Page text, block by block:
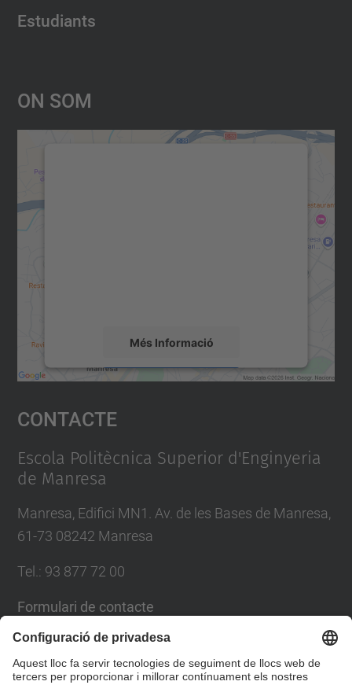
Estudiants
On Som
Més Informació
Accepta
powered by
Contacte
Escola Politècnica Superior d'Enginyeria
de Manresa
Manresa, Edifici MN1. Av. de les Bases de Manresa,
61-73 08242 Manresa
Tel.: 93 877 72 00
Formulari de contacte
Llista Xarxes Socials